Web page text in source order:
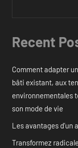
Recent
Comment adapter
bâti existant, aux
environnementales
son mode de vie
Les avantages
Transformez